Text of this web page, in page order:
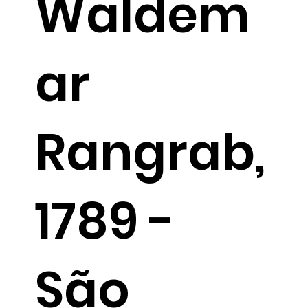
Waldem
ar
Rangrab,
1789 -
São